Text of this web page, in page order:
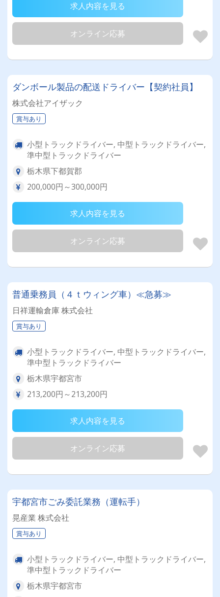
求人内容を見る
オンライン応募
ダンボール製品の配送ドライバー【契約社員】
株式会社アイザック
賞与あり
小型トラックドライバー, 中型トラックドライバー,
準中型トラックドライバー
栃木県下都賀郡
200,000円～300,000円
求人内容を見る
オンライン応募
普通乗務員（４ｔウィング車）≪急募≫
日祥運輸倉庫 株式会社
賞与あり
小型トラックドライバー, 中型トラックドライバー,
準中型トラックドライバー
栃木県宇都宮市
213,200円～213,200円
求人内容を見る
オンライン応募
宇都宮市ごみ委託業務（運転手）
晃産業 株式会社
賞与あり
小型トラックドライバー, 中型トラックドライバー,
準中型トラックドライバー
栃木県宇都宮市